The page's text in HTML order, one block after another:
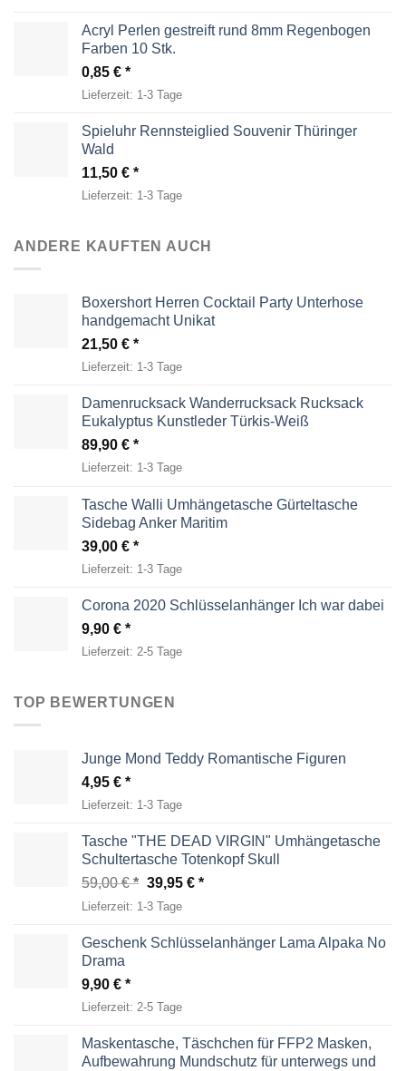
Acryl Perlen gestreift rund 8mm Regenbogen
Farben 10 Stk.
0,85 €
Lieferzeit: 1-3 Tage
Spieluhr Rennsteiglied Souvenir Thüringer
Wald
11,50 €
Lieferzeit: 1-3 Tage
ANDERE KAUFTEN AUCH
Boxershort Herren Cocktail Party Unterhose
handgemacht Unikat
21,50 €
Lieferzeit: 1-3 Tage
Damenrucksack Wanderrucksack Rucksack
Eukalyptus Kunstleder Türkis-Weiß
89,90 €
Lieferzeit: 1-3 Tage
Tasche Walli Umhängetasche Gürteltasche
Sidebag Anker Maritim
39,00 €
Lieferzeit: 1-3 Tage
Corona 2020 Schlüsselanhänger Ich war dabei
9,90 €
Lieferzeit: 2-5 Tage
TOP BEWERTUNGEN
Junge Mond Teddy Romantische Figuren
4,95 €
Lieferzeit: 1-3 Tage
Tasche "THE DEAD VIRGIN" Umhängetasche
Schultertasche Totenkopf Skull
59,00€
Ursprünglicher
Preis
59,00 €
39,95 € Aktueller
39,95 €.
Lieferzeit: 1-3 Tage
Geschenk Schlüsselanhänger Lama Alpaka No
Drama
9,90 €
Lieferzeit: 2-5 Tage
Maskentasche, Täschchen für FFP2 Masken,
Aufbewahrung Mundschutz für unterwegs und